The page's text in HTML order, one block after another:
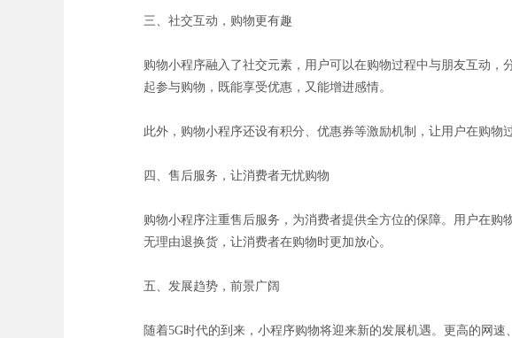
三、社交互动，购物更有趣
购物小程序融入了社交元素，用户可以在购物过程中与朋友互动，
起参与购物，既能享受优惠，又能增进感情。
此外，购物小程序还设有积分、优惠券等激励机制，让用户在购物
四、售后服务，让消费者无忧购物
购物小程序注重售后服务，为消费者提供全方位的保障。用户在
无理由退换货，让消费者在购物时更加放心。
五、发展趋势，前景广阔
随着5G时代的到来，小程序购物将迎来新的发展机遇。更高的网